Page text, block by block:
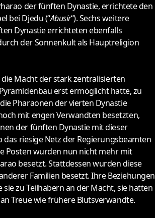
der fünften Dynastie, errichtete den
bei Djedu (“Abusir“). Sechs weitere
Dynastie errichteten ebenfalls
der Sonnenkult als Hauptreligion
Macht der stark zentralisierten
erst ermöglicht hatte, zu
Pharaonen der vierten Dynastie
mit engen Verwandten besetzten,
der fünften Dynastie mit dieser
das riesige Netz der Regierungsbeamten
Posten wurden nun nicht mehr mit
besetzt. Stattdessen wurden diese
Familien besetzt. Ihre Beziehungen
zu Teilhabern an der Macht, sie hatten
Treue wie frühere Blutsverwandte.